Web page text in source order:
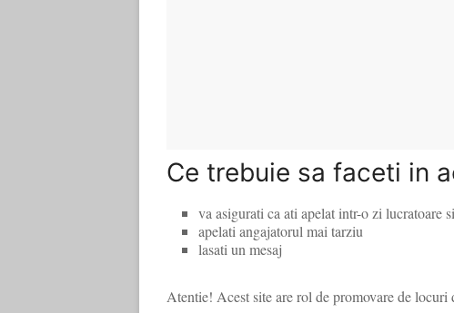
Ce trebuie sa faceti in
va asigurati ca ati apelat intr-o zi lucratoare
apelati angajatorul mai tarziu
lasati un mesaj
Atentie! Acest site are rol de promovare de